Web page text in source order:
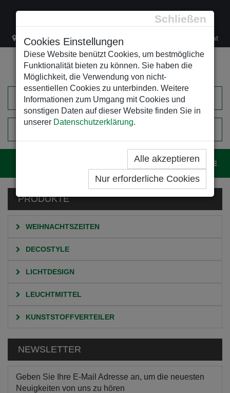
Schließen
Cookies Einstellungen
Diese Website benützt Cookies, um bestmögliche
Funktionalität bieten zu können. Sie haben die
Möglichkeit, die Verwendung von nicht-
essentiellen Cookies zu unterbinden. Weitere
Informationen zum Umgang mit Cookies und
sonstigen Daten auf dieser Website finden Sie in
unserer Datenschutzerklärung.
Alle akzeptieren
Nur erforderliche Cookies
Lacknergasse 78 +43/1/470 37 00 office@leso.at
EINKAUFSWAGEN
PRODUKTE
WEIHNACHTSZEITEN
DECOSTYLE
LICHTDESIGN
LEUCHTMITTEL
KUNSTSTOFFVERTEILER
NEWSLETTER
Geben Sie Ihre E-Mail Adresse an, um die neuesten
Neuigkeiten von uns zu hören